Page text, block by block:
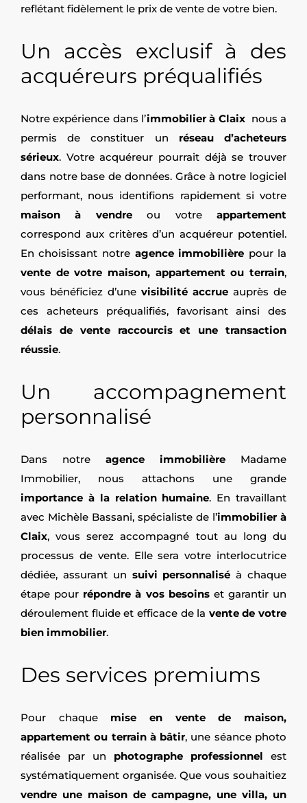
reflétant fidèlement le prix de vente de votre bien.
Un accès exclusif à des
acquéreurs préqualifiés
Notre expérience dans l’immobilier à Claixnous a
permis de constituer un réseau d’acheteurs
sérieux. Votre acquéreur pourrait déjà se trouver
dans notre base de données. Grâce à notre logiciel
performant, nous identifions rapidement si votre
maison à vendreou votreappartement
correspond aux critères d’un acquéreur potentiel.
En choisissant notre agence immobilière pour la
vente de votre maison, appartement ou terrain,
vous bénéficiez d’une visibilité accrue auprès de
ces acheteurs préqualifiés, favorisant ainsi des
délais de vente raccourcis et une transaction
réussie.
Un accompagnement
personnalisé
Dans notre agence immobilière Madame
Immobilier, nous attachons une grande
importance à la relation humaine. En travaillant
avec Michèle Bassani, spécialiste de l’immobilier à
Claix, vous serez accompagné tout au long du
processus de vente. Elle sera votre interlocutrice
dédiée, assurant un suivi personnalisé à chaque
étape pour répondre à vos besoinset garantir un
déroulement fluide et efficace de la vente de votre
bien immobilier.
Des services premiums
Pour chaque mise en vente de maison,
appartement ou terrain à bâtir, une séance photo
réalisée par un photographe professionnel est
systématiquement organisée. Que vous souhaitiez
vendre une maison de campagne, une villa, un